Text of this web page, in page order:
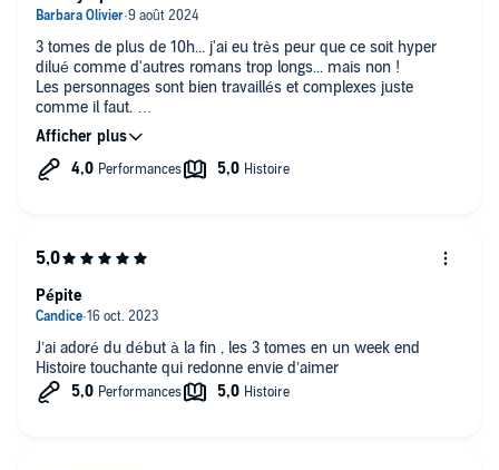
3 tomes de plus de 10h... j'ai eu très peur que ce soit hyper
dilué comme d'autres romans trop longs... mais non !
Les personnages sont bien travaillés et complexes juste
comme il faut.
J'ai eu beaucoup de mal avec la lenteur de la lecture au début
mais avec l'écoute vitesse 1,2 c'était parfait ! Merci
J’ai adoré du début à la fin , les 3 tomes en un week end
Histoire touchante qui redonne envie d’aimer
Pépite